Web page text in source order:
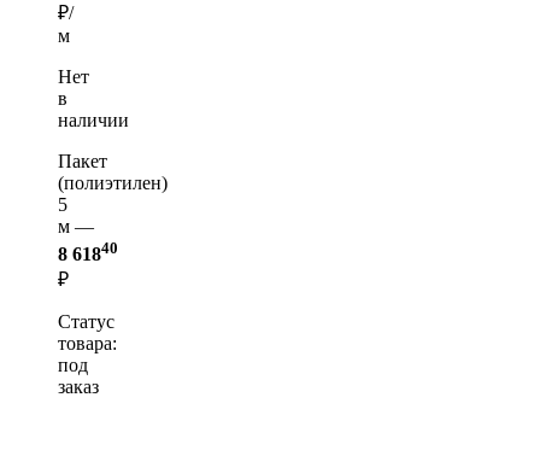
₽/
м
Нет
в
наличии
Пакет
(полиэтилен)
5
м —
8 61840
₽
Статус
товара:
под
заказ